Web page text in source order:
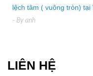
lệch tâm ( vuông tròn) tại
- By anh
LIÊN HỆ